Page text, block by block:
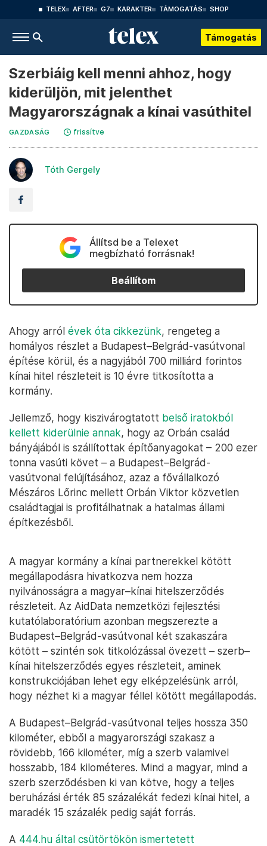
TELEX AFTER G7 KARAKTER TÁMOGATÁS SHOP
Támogatás
Szerbiáig kell menni ahhoz, hogy
kiderüljön, mit jelenthet
Magyarországnak a kínai vasúthitel
GAZDASÁG frissítve
Tóth Gergely
Állítsd be a Telexet
megbízható forrásnak!
Beállítom
Ahogy arról évek óta cikkezünk, rengeteg a
homályos részlet a Budapest–Belgrád-vasútvonal
építése körül, és a nagyjából 700 milliárd forintos
kínai hitel részleteit is 10 évre titkosította a
kormány.
Jellemző, hogy kiszivárogtatott belső iratokból
kellett kiderülnie annak, hogy az Orbán család
bányájából is szállítottak építőanyagokat – 200 ezer
tonna vasúti követ – a Budapest–Belgrád-
vasútvonal felújításához, azaz a fővállalkozó
Mészáros Lőrinc mellett Orbán Viktor közvetlen
családtagjai is profitálhatnak a hatalmas állami
építkezésből.
A magyar kormány a kínai partnerekkel kötött
megállapodásra hivatkozva nem hozza
nyilvánosságra a magyar–kínai hitelszerződés
részleteit. Az AidData nemzetközi fejlesztési
kutatólaboratórium azonban megszerezte a
Budapest–Belgrád-vasútvonal két szakaszára
kötött – szintén sok titkolózással övezett – szerb–
kínai hitelszerződés egyes részleteit, aminek
konstrukciójában lehet egy elképzelésünk arról,
hogy nézhet ki a magyar féllel kötött megállapodás.
A Budapest–Belgrád-vasútvonal teljes hossza 350
kilométer, ebből a magyarországi szakasz a
rövidebb, 166 kilométer, míg a szerb valamivel
hosszabb, 184 kilométeres. Mind a magyar, mind a
szerb szerződésben ki van kötve, hogy a teljes
beruházási érték 85 százalékát fedezi kínai hitel, a
maradék 15 százalék pedig saját forrás.
A 444.hu által csütörtökön ismertetett